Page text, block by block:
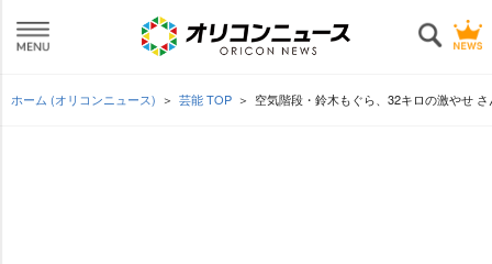
ホーム (オリコンニュース) 芸能 TOP 空気階段・鈴木もぐら、32キロの激やせ